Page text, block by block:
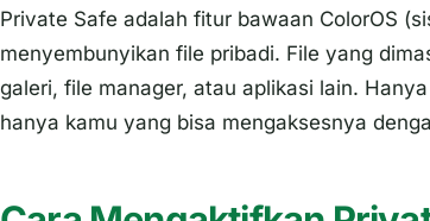
Private Safe adalah fitur bawaan ColorOS
menyembunyikan file pribadi. File yang
galeri, file manager, atau aplikasi lain.
hanya kamu yang bisa mengaksesnya